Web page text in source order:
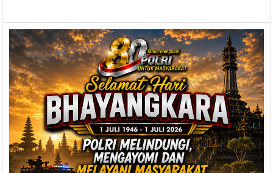
Sumber,
Ny
Putri
Koster
Ajak
Masyarakat
Keluar
dari
Zona
Nyaman